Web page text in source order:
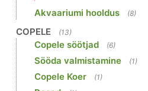
Akvaariumi hooldus (8)
COPELE (13)
Copele söötjad (6)
Sööda valmistamine (1)
Copele Koer (1)